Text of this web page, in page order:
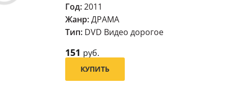
Год:2011
Жанр:ДРАМА
Тип: DVD Видео дорогое
151 руб.
КУПИТЬ